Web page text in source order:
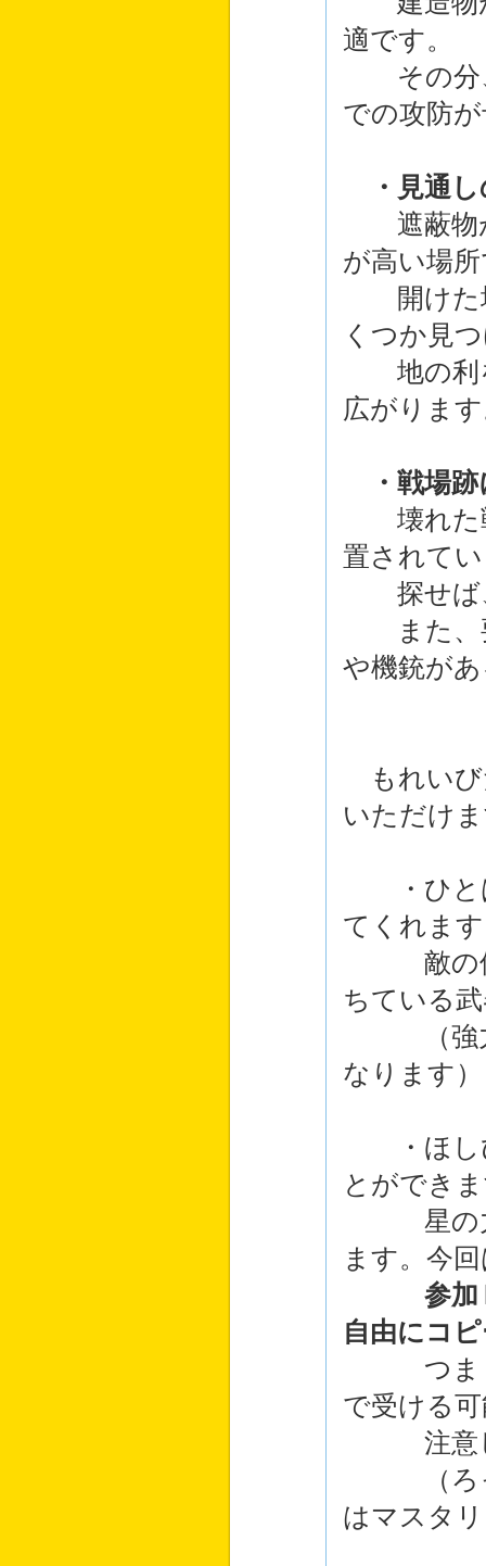
適です。
その分、
での攻防
・見通
遮蔽物が
が高い場
開けた場
くつか見
地の利を
広がり
・戦場
壊れた戦
置されて
探せば、
また、要
や機銃が
もれいび
いただけ
・ひとは
てくれま
敵の位
ちている
（強力
なります）
・ほしび
とができ
星の力
ます。今
参加
自由にコ
つまり
で受ける
注意し
（ろっ
はマスタ